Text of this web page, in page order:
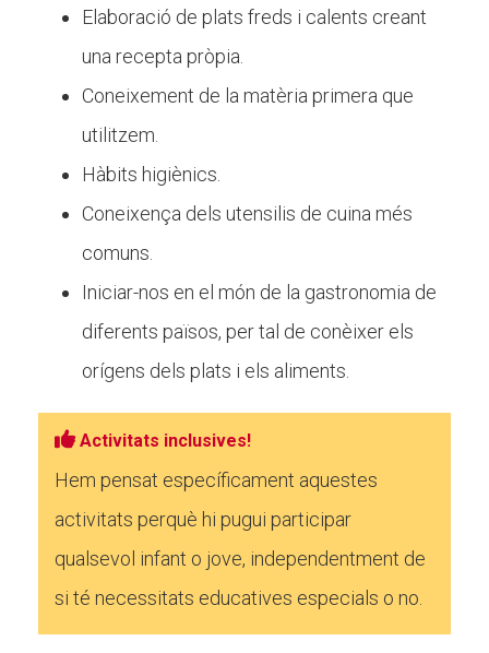
Elaboració de plats freds i calents creant
una recepta pròpia.
Coneixement de la matèria primera que
utilitzem.
Hàbits higiènics.
Coneixença dels utensilis de cuina més
comuns.
Iniciar-nos en el món de la gastronomia de
diferents països, per tal de conèixer els
orígens dels plats i els aliments.
Activitats inclusives!
Hem pensat específicament aquestes
activitats perquè hi pugui participar
qualsevol infant o jove, independentment de
si té necessitats educatives especials o no.
Butlletins
Diari de la Fundació
Fundesplai als mitjans
Xarxes socials
COL·LABORA
Fes voluntariat
Treballa amb nosaltres